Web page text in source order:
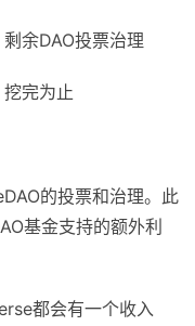
余DAO投票治理
完为止
的投票和治理。此
基金支持的额外利
都会有一个收入